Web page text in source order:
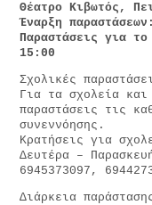
Θέατρο Κιβωτός,
Έναρξη
Παραστάσεις για
15:00
Σχολικές
Για τα σχολεία και
παραστάσεις τις
συνεννόησης.
Κρατήσεις για
Δευτέρα –
6945373097,
Διάρκεια